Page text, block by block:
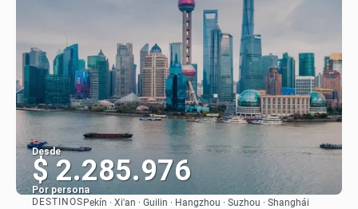
Desde
$ 2.285.976
Por persona
DESTINOSPekín · Xi'an · Guilin · Hangzhou · Suzhou · Shanghái